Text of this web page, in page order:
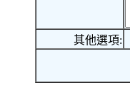
其他選項: